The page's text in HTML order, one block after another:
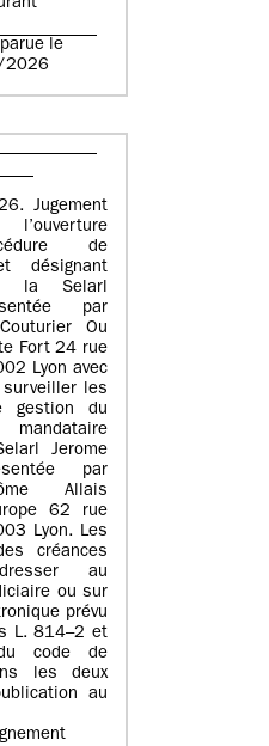
le
Jugement
de
désignant
la Selarl
par
Ou
Fort 24 rue
Lyon avec
les
gestion du
Jerome
par
Allais
62 rue
Lyon. Les
créances
au
ou sur
prévu
L. 814–2 et
code de
les deux
au